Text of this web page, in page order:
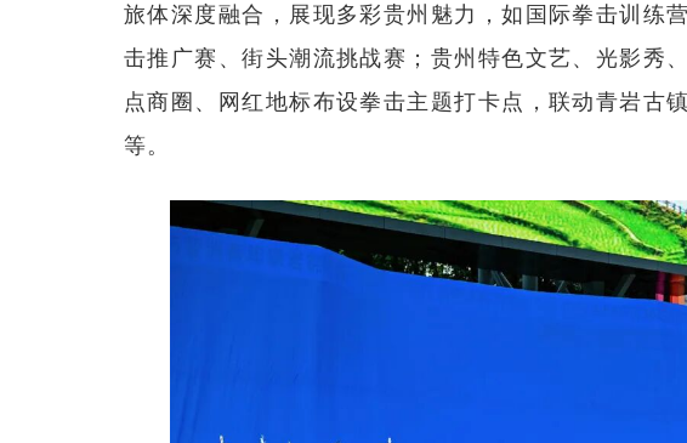
旅体深度融合，展现多彩贵州魅力，如国际拳击训练
击推广赛、街头潮流挑战赛；贵州特色文艺、光影秀
点商圈、网红地标布设拳击主题打卡点，联动青岩古
等。